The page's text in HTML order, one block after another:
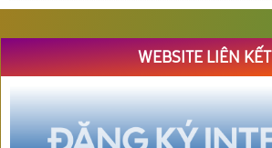
WEBSITE LIÊN KẾT